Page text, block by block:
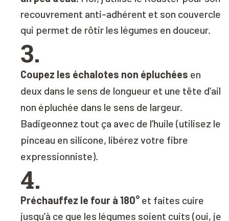
recouvrement anti-adhérent et son couvercle
qui permet de rôtir les légumes en douceur.
3.
Coupez les échalotes non épluchées en
deux dans le sens de longueur et une tête d’ail
non épluchée dans le sens de largeur.
Badigeonnez tout ça avec de l’huile (utilisez le
pinceau en silicone, libérez votre fibre
expressionniste).
4.
Préchauffez le four à 180° et faites cuire
jusqu’à ce que les légumes soient cuits (oui, je